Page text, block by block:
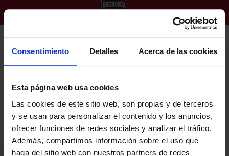
Consentimiento Detalles Acerca de las cookies
Esta página web usa cookies
Las cookies de este sitio web, son propias y de terceros
y se usan para personalizar el contenido y los anuncios,
ofrecer funciones de redes sociales y analizar el tráfico.
Además, compartimos información sobre el uso que
haga del sitio web con nuestros partners de redes
ES EU
NOTICIAS
PLANTILLA
ENTRADAS
NEWSLETTER
últimas noticias y promociones del club.
Email
He leído y acepto laPolítica de privacidaddel SASKI BASKONIA